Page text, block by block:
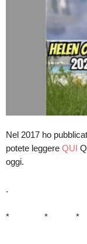
Nel 2017 ho
potete leggere QUI
oggi.
.
* * *